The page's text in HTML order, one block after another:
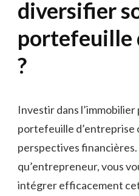
diversifier
portefeuille
?
Investir dans
portefeuille d’entreprise
perspectives
qu’entrepreneur, vous
intégrer efficacement